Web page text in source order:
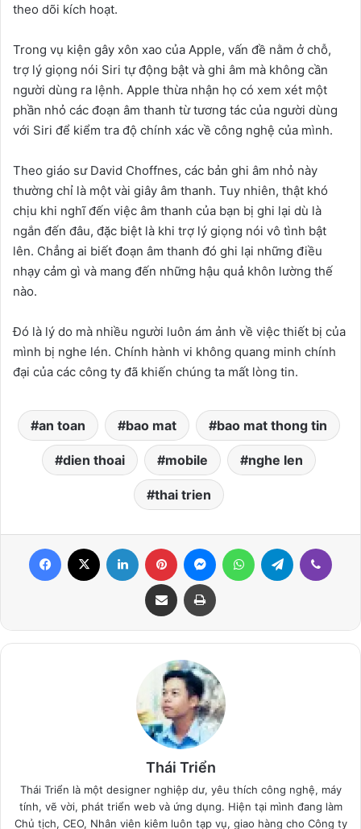
theo dõi kích hoạt.
Trong vụ kiện gây xôn xao của Apple, vấn đề nằm ở chỗ,
trợ lý giọng nói Siri tự động bật và ghi âm mà không cần
người dùng ra lệnh. Apple thừa nhận họ có xem xét một
phần nhỏ các đoạn âm thanh từ tương tác của người dùng
với Siri để kiểm tra độ chính xác về công nghệ của mình.
Theo giáo sư David Choffnes, các bản ghi âm nhỏ này
thường chỉ là một vài giây âm thanh. Tuy nhiên, thật khó
chịu khi nghĩ đến việc âm thanh của bạn bị ghi lại dù là
ngắn đến đâu, đặc biệt là khi trợ lý giọng nói vô tình bật
lên. Chẳng ai biết đoạn âm thanh đó ghi lại những điều
nhạy cảm gì và mang đến những hậu quả khôn lường thế
nào.
Đó là lý do mà nhiều người luôn ám ảnh về việc thiết bị của
mình bị nghe lén. Chính hành vi không quang minh chính
đại của các công ty đã khiến chúng ta mất lòng tin.
an toan bao mat bao mat thong tin
dien thoai mobile nghe len
thai trien
Facebook LinkedIn Pinterest MessengerWhatsAppTelegram
Share via Email Print
Thái Triển
Thái Triển là một designer nghiệp dư, yêu thích công nghệ, máy
tính, vẽ vời, phát triển web và ứng dụng. Hiện tại mình đang làm
Chủ tịch, CEO, Nhân viên kiêm luôn tạp vụ, giao hàng cho Công ty